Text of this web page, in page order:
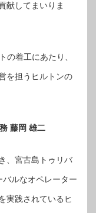
献してまいりま
の着工にあたり、
を担うヒルトンの
藤岡 雄二
、宮古島トゥリバ
ルなオペレーター
実践されているヒ